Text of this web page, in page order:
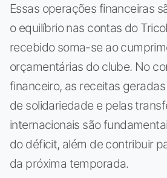
Essas operações financeiras
o equilíbrio nas contas do
recebido soma-se ao
orçamentárias do clube. No
financeiro, as receitas
de solidariedade e pelas
internacionais são
do déficit, além de contribuir
da próxima temporada.